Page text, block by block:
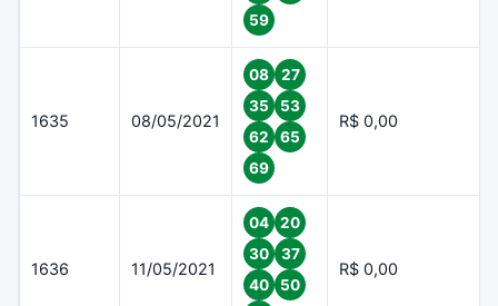
59
1635 08/05/2021
08
27
35
53
62
65
69
R$ 0,00
1636 11/05/2021
04
20
30
37
40
50
R$ 0,00